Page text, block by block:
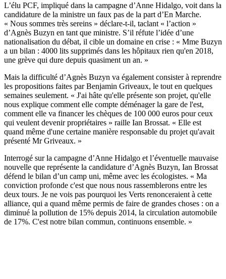
L’élu PCF, impliqué dans la campagne d’Anne Hidalgo, voit dans la
candidature de la ministre un faux pas de la part d’En Marche.
« Nous sommes très sereins » déclare-t-il, taclant « l’action »
d’Agnès Buzyn en tant que ministre. S’il réfute l’idée d’une
nationalisation du débat, il cible un domaine en crise : « Mme Buzyn
a un bilan : 4000 lits supprimés dans les hôpitaux rien qu'en 2018,
une grève qui dure depuis quasiment un an. »
Mais la difficulté d’Agnès Buzyn va également consister à reprendre
les propositions faites par Benjamin Griveaux, le tout en quelques
semaines seulement. « J'ai hâte qu'elle présente son projet, qu'elle
nous explique comment elle compte déménager la gare de l'est,
comment elle va financer les chèques de 100 000 euros pour ceux
qui veulent devenir propriétaires » raille Ian Brossat. « Elle est
quand même d'une certaine manière responsable du projet qu'avait
présenté Mr Griveaux. »
Interrogé sur la campagne d’Anne Hidalgo et l’éventuelle mauvaise
nouvelle que représente la candidature d’Agnès Buzyn, Ian Brossat
défend le bilan d’un camp uni, même avec les écologistes. « Ma
conviction profonde c'est que nous nous rassemblerons entre les
deux tours. Je ne vois pas pourquoi les Verts renonceraient à cette
alliance, qui a quand même permis de faire de grandes choses : on a
diminué la pollution de 15% depuis 2014, la circulation automobile
de 17%. C'est notre bilan commun, continuons ensemble. »